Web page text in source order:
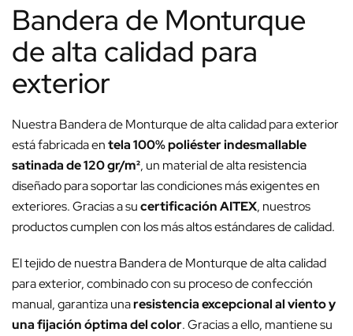
Bandera de Monturque
de alta calidad para
exterior
Nuestra Bandera de Monturque de alta calidad para exterior
está fabricada entela 100% poliéster indesmallable
satinada de 120 gr/m², un material de alta resistencia
diseñado para soportar las condiciones más exigentes en
exteriores. Gracias a sucertificación AITEX, nuestros
productos cumplen con los más altos estándares de calidad.
El tejido de nuestra Bandera de Monturque de alta calidad
para exterior, combinado con su proceso de confección
manual, garantiza unaresistencia excepcional al viento y
una fijación óptima del color. Gracias a ello, mantiene su